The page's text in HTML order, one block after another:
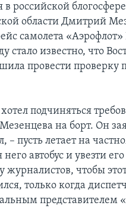
российской блогосфере
области Дмитрий
самолета
стало известно, что
провести проверку
подчиняться
на борт. Он
– пусть летает на
автобус и увезти его
журналистов, чтобы
только когда
представителем